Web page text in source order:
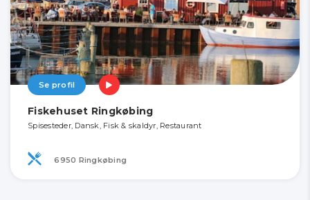
Se profil
Fiskehuset Ringkøbing
Spisesteder, Dansk, Fisk & skaldyr, Restaurant
6950 Ringkøbing